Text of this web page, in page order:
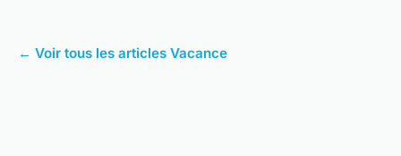
← Voir tous les articles Vacance